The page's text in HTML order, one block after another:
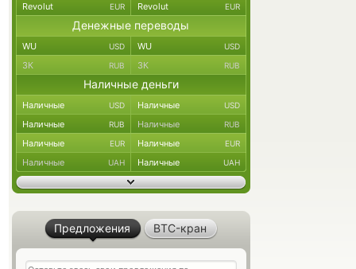
Revolut EUR Revolut EUR
Денежные переводы
WU USD WU USD
ЗК RUB ЗК RUB
Наличные деньги
Наличные USD Наличные USD
Наличные RUB Наличные RUB
Наличные EUR Наличные EUR
Наличные UAH Наличные UAH
Предложения BTC-кран